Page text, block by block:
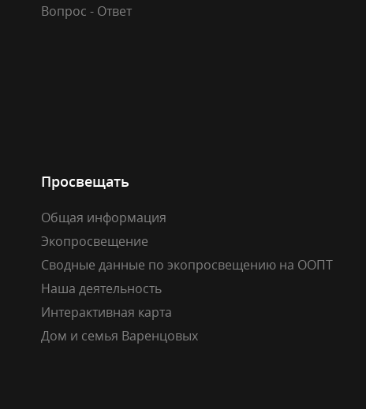
Вопрос - Ответ
Просвещать
Общая информация
Экопросвещение
Сводные данные по экопросвещению на ООПТ
Наша деятельность
Интерактивная карта
Дом и семья Варенцовых